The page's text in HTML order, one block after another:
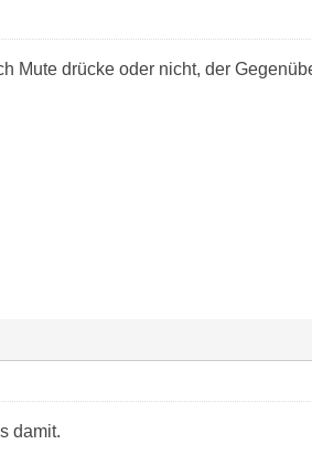
Mute drücke oder nicht, der
damit.